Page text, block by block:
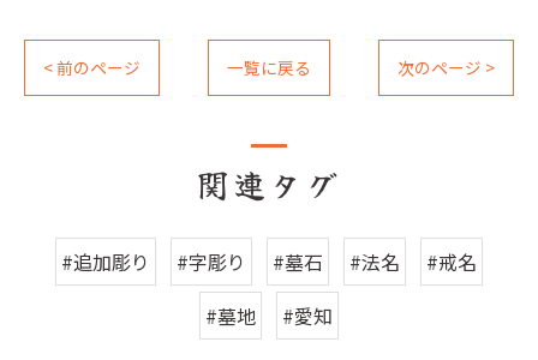
< 前のページ 一覧に戻る 次のページ >
関連タグ
#追加彫り #字彫り #墓石 #法名
#戒名
#墓地
#愛知